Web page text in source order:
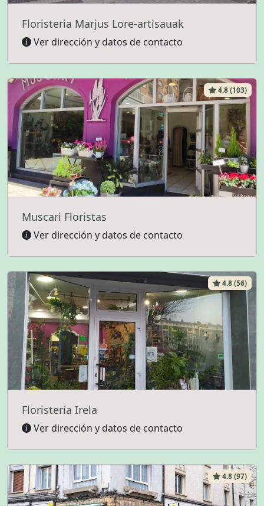
Floristeria Marjus Lore-artisauak
Ver dirección y datos de contacto
4.8 (103)
Muscari Floristas
Ver dirección y datos de contacto
4.8 (56)
Floristería Irela
Ver dirección y datos de contacto
4.8 (97)